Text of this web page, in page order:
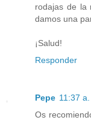
rodajas de la
damos una
¡Salud!
Responder
Pepe 11:37 a.
Os